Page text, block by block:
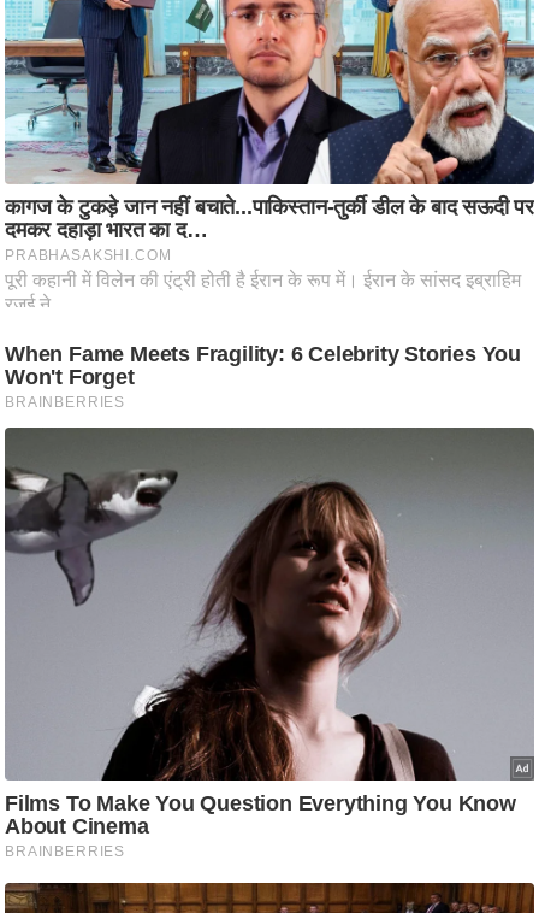
ले
श
न
शि
प
रा
ज
नी
ति
वि
श्ले
ष
ण
म
सा
म
भ
ए
म
.